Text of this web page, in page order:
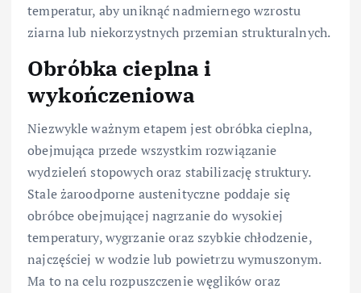
temperatur, aby uniknąć nadmiernego wzrostu
ziarna lub niekorzystnych przemian strukturalnych.
Obróbka cieplna i
wykończeniowa
Niezwykle ważnym etapem jest obróbka cieplna,
obejmująca przede wszystkim rozwiązanie
wydzieleń stopowych oraz stabilizację struktury.
Stale żaroodporne austenityczne poddaje się
obróbce obejmującej nagrzanie do wysokiej
temperatury, wygrzanie oraz szybkie chłodzenie,
najczęściej w wodzie lub powietrzu wymuszonym.
Ma to na celu rozpuszczenie węglików oraz